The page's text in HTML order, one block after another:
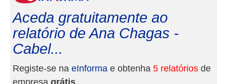
Aceda gratuitamente ao
relatório de Ana Chagas -
Cabel...
Registe-se na eInforma e obtenha 5 relatórios de
empresa grátis